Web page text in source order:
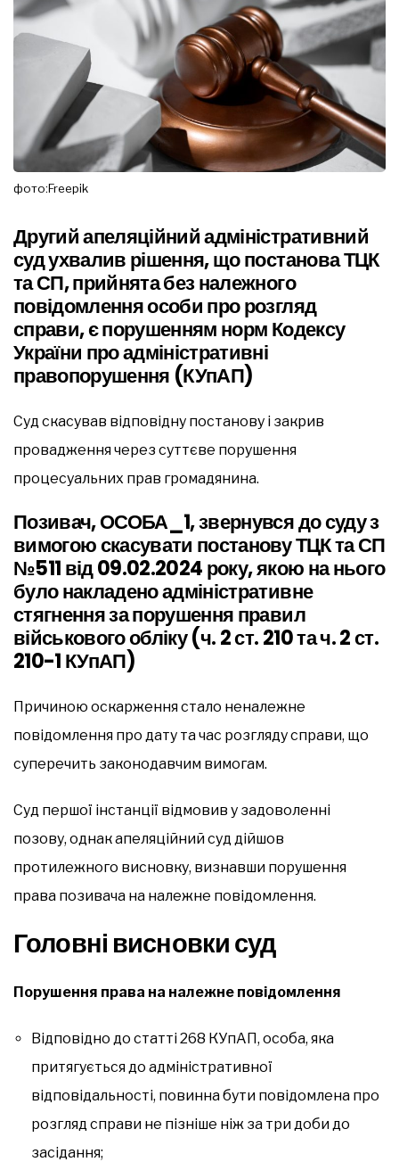
фото:Freepik
Другий апеляційний адміністративний
суд ухвалив рішення, що постанова ТЦК
та СП, прийнята без належного
повідомлення особи про розгляд
справи, є порушенням норм Кодексу
України про адміністративні
правопорушення (КУпАП)
Суд скасував відповідну постанову і закрив
провадження через суттєве порушення
процесуальних прав громадянина.
Позивач, ОСОБА_1, звернувся до суду з
вимогою скасувати постанову ТЦК та СП
№511 від 09.02.2024 року, якою на нього
було накладено адміністративне
стягнення за порушення правил
військового обліку (ч. 2 ст. 210 та ч. 2 ст.
210-1 КУпАП)
Причиною оскарження стало неналежне
повідомлення про дату та час розгляду справи, що
суперечить законодавчим вимогам.
Суд першої інстанції відмовив у задоволенні
позову, однак апеляційний суд дійшов
протилежного висновку, визнавши порушення
права позивача на належне повідомлення.
Головні висновки суд
Порушення права на належне повідомлення
Відповідно до статті 268 КУпАП, особа, яка
притягується до адміністративної
відповідальності, повинна бути повідомлена про
розгляд справи не пізніше ніж за три доби до
засідання;